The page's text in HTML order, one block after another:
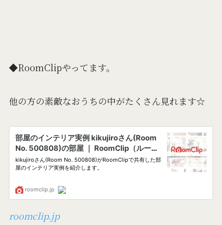
◆RoomClipやってます。
他の方の素敵なおうちの中がたくさん見れます☆
roomclip.jp